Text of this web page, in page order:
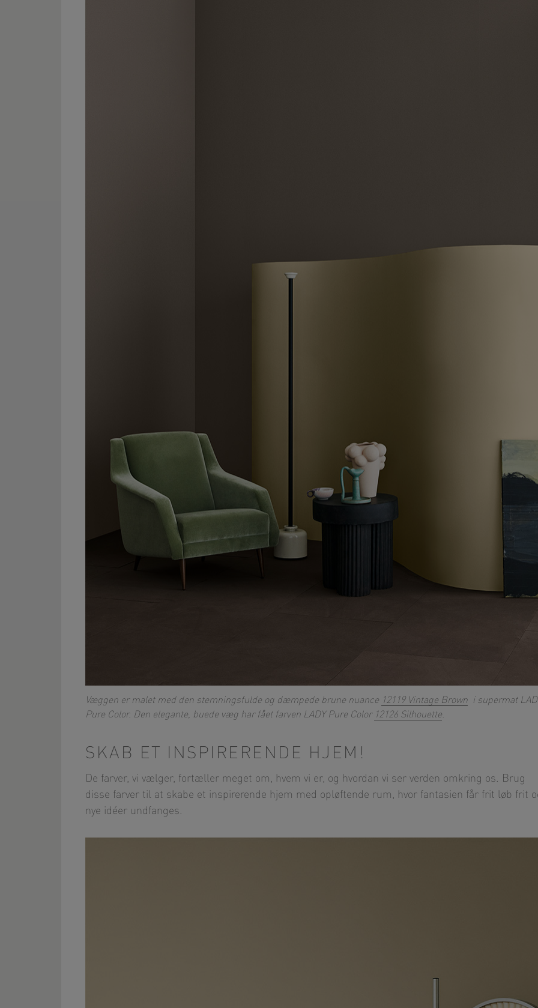
Væggen er malet med den stemningsfulde og dæmpede brune nuance 12119 Vintage Brown i supermat
Pure Color. Den elegante, buede væg har fået farven LADY Pure Color 12126 Silhouette.
SKAB ET INSPIRERENDE HJEM!
De farver, vi vælger, fortæller meget om, hvem vi er, og hvordan vi ser verden omkring os. Brug
disse farver til at skabe et inspirerende hjem med opløftende rum, hvor fantasien får frit løb frit
nye idéer undfanges.